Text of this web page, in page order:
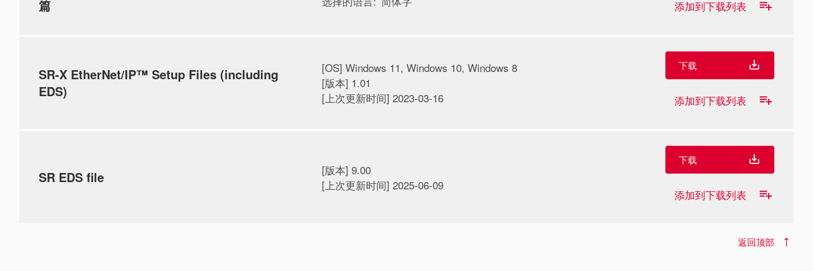
篇 添加到下载列表
SR-X EtherNet/IP™ Setup Files (including
EDS)
[OS] Windows 11, Windows 10, Windows 8
[版本] 1.01
[上次更新时间] 2023-03-16
下载
添加到下载列表
SR EDS file
[版本] 9.00
[上次更新时间] 2025-06-09
下载
添加到下载列表
返回顶部